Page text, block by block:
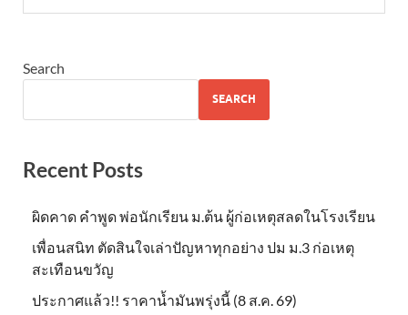
Search
SEARCH
Recent Posts
ผิดคาด คำพูด พ่อนักเรียน ม.ต้น ผู้ก่อเหตุสลดในโรงเรียน
เพื่อนสนิท ตัดสินใจเล่าปัญหาทุกอย่าง ปม ม.3 ก่อเหตุ
สะเทือนขวัญ
ประกาศแล้ว!! ราคาน้ำมันพรุ่งนี้ (8 ส.ค. 69)